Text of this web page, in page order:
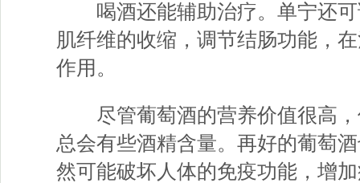
喝酒还能辅助治疗。单宁还可
肌纤维的收缩，调节结肠功能，
作用。
尽管葡萄酒的营养价值很高，
总会有些酒精含量。再好的葡萄
然可能破坏人体的免疫功能，增